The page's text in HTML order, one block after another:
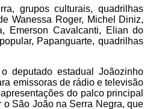
grupos culturais, quadrilhas
Wanessa Roger, Michel Diniz,
Emerson Cavalcanti, Elian do
Papanguarte, quadrilhas
deputado estadual Joãozinho
emissoras de rádio e televisão
do palco principal
o São João na Serra Negra, que